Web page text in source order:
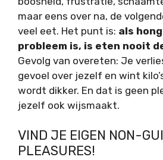
maar eens over na, de
veel eet. Het punt is: als
probleem is, is eten nooit
Gevolg van overeten: Je
gevoel over jezelf en wint
wordt dikker. En dat is geen
jezelf ook wijsmaakt.
VIND JE EIGEN NON-
PLEASURES!